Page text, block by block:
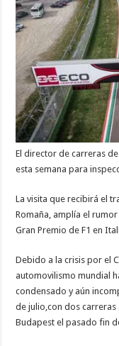
El director de carreras
esta semana para
La visita que recibirá el
Romaña, amplía el
Gran Premio de F1 en
Debido a la crisis por el
automovilismo mundial
condensado y aún
de julio,con dos
Budapest el pasado fin